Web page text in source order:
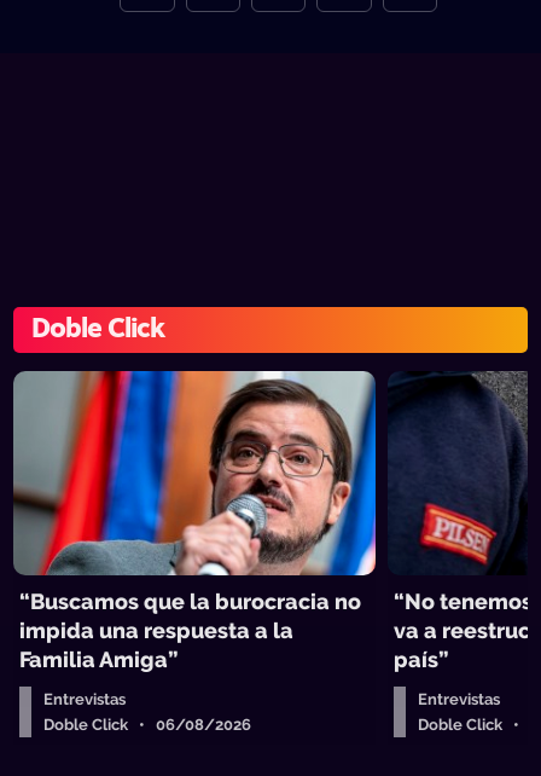
Doble Click
“Buscamos que la burocracia no
impida una respuesta a la
Familia Amiga”
Entrevistas
Doble Click • 06/08/2026
“No tenemos
va a
país”
Entrevistas
Doble Click •